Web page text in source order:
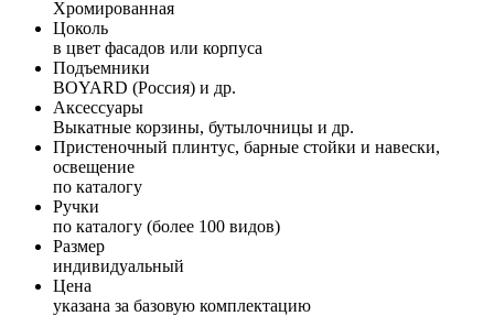
Хромированная
Цоколь
в цвет фасадов или корпуса
Подъемники
BOYARD (Россия) и др.
Аксессуары
Выкатные корзины, бутылочницы и др.
Пристеночный плинтус, барные стойки и навески,
освещение
по каталогу
Ручки
по каталогу (более 100 видов)
Размер
индивидуальный
Цена
указана за базовую комплектацию